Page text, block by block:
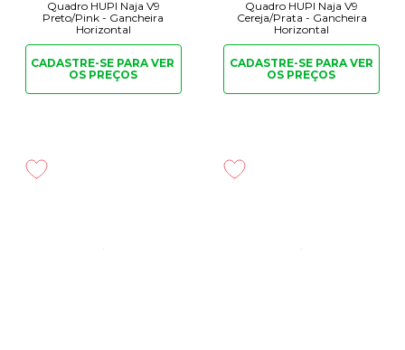
Quadro HUPI Naja V9
Preto/Pink - Gancheira
Horizontal
CADASTRE-SE PARA VER
OS PREÇOS
Quadro HUPI Naja V9
Cereja/Prata - Gancheira
Horizontal
CADASTRE-SE PARAVER
OS PREÇOS